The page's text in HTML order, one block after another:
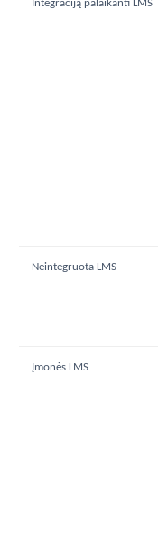
Integraciją palaikanti LMS
Neintegruota LMS
Įmonės LMS